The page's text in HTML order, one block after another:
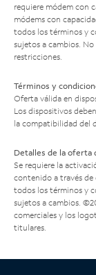
requiere módem con
módems con
todos los términos y
sujetos a cambios.
restricciones.
Términos y
Oferta válida en
Los dispositivos
la compatibilidad del
Detalles de la oferta
Se requiere la
contenido a través de
todos los términos y
sujetos a cambios.
comerciales y los
titulares.